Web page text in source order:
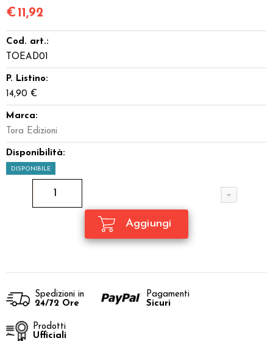
€ 11,92
Cod. art.:
TOEAD01
P. Listino:
14,90 €
Marca:
Tora Edizioni
Disponibilità:
DISPONIBILE
Spedizioni in
24/72 Ore
Pagamenti
Sicuri
Prodotti
Ufficiali